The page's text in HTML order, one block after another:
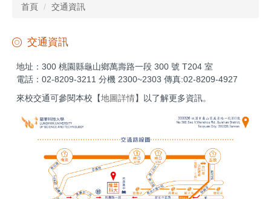
首頁 交通資訊
交通資訊
地址：300 桃園縣龜山鄉萬壽路一段 300 號 T204 室
電話：02-8209-3211 分機 2300~2303 傳真:02-8209-4927
來校交通可參閱本校【地圖詳情】以了解更多資訊。